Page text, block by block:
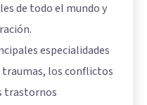
de todo el mundo y
especialidades
los conflictos
trastornos